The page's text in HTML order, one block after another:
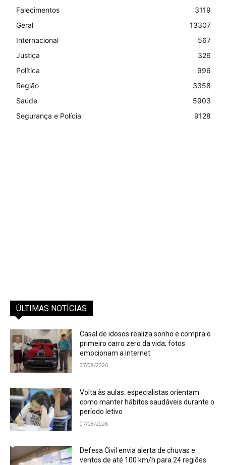
Falecimentos
3119
Geral
13307
Internacional
567
Justiça
326
Política
996
Região
3358
Saúde
5903
Segurança e Polícia
9128
ÚLTIMAS NOTÍCIAS
Casal de idosos realiza sonho e compra o
primeiro carro zero da vida; fotos
emocionam a internet
07/08/2026
Volta às aulas: especialistas orientam
como manter hábitos saudáveis durante o
período letivo
07/08/2026
Defesa Civil envia alerta de chuvas e
ventos de até 100 km/h para 24 regiões